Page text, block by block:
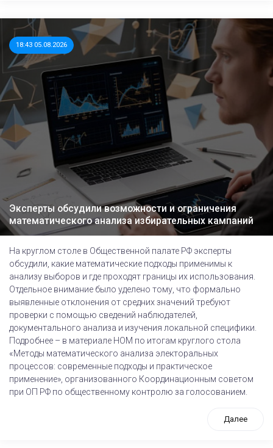
18:43 05.08.2026
Эксперты обсудили возможности и ограничения
математического анализа избирательных кампаний
На круглом столе в Общественной палате РФ эксперты
обсудили, какие математические подходы применимы к
анализу выборов и где проходят границы их использования.
Отдельное внимание было уделено тому, что формально
выявленные отклонения от средних значений требуют
проверки с помощью сведений наблюдателей,
документального анализа и изучения локальной специфики.
Подробнее – в материале НОМ по итогам круглого стола
«Методы математического анализа электоральных
процессов: современные подходы и практическое
применение», организованного Координационным советом
при ОП РФ по общественному контролю за голосованием.
Далее